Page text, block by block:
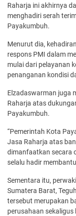
Raharja ini akhirnya
menghadiri serah
Payakumbuh.
Menurut dia,
respons PMI dalam
mulai dari pelayanan
penanganan kondisi
Elzadaswarman juga
Raharja atas
Payakumbuh.
“Pemerintah Kota
Jasa Raharja atas
dimanfaatkan secara
selalu hadir
Sementara itu,
Sumatera Barat,
tersebut merupakan
perusahaan